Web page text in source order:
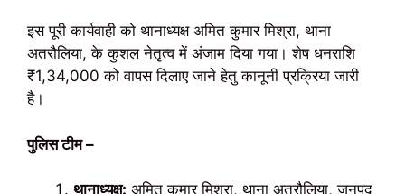
इस पूरी कार्यवाही को थानाध्यक्ष अमित कुमार मिश्रा, थाना
अतरौलिया, के कुशल नेतृत्व में अंजाम दिया गया। शेष धनराशि
₹1,34,000 को वापस दिलाए जाने हेतु कानूनी प्रक्रिया जारी
है।
पुलिस टीम –
थानाध्यक्ष: अमित कुमार मिश्रा, थाना अतरौलिया, जनपद